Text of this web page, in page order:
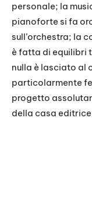
personale; la
pianoforte si fa
sull’orchestra; la
è fatta di equilibri
nulla è lasciato al
particolarmente
progetto
della casa editrice